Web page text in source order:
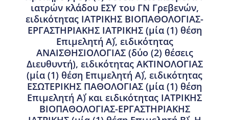
ιατρών κλάδου ΕΣΥ του ΓΝ Γρεβενών,
ειδικότητας ΙΑΤΡΙΚΗΣ ΒΙΟΠΑΘΟΛΟΓΙΑΣ-
ΕΡΓΑΣΤΗΡΙΑΚΗΣ ΙΑΤΡΙΚΗΣ (μία (1) θέση
Επιμελητή Α΄), ειδικότητας
ΑΝΑΙΣΘΗΣΙΟΛΟΓΙΑΣ (δύο (2) θέσεις
Διευθυντή), ειδικότητας ΑΚΤΙΝΟΛΟΓΙΑΣ
(μία (1) θέση Επιμελητή Α΄), ειδικότητας
ΕΣΩΤΕΡΙΚΗΣ ΠΑΘΟΛΟΓΙΑΣ (μία (1) θέση
Επιμελητή Α΄) και ειδικότητας ΙΑΤΡΙΚΗΣ
ΒΙΟΠΑΘΟΛΟΓΙΑΣ-ΕΡΓΑΣΤΗΡΙΑΚΗΣ